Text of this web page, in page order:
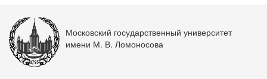
Московский государственный университет
имени М. В. Ломоносова